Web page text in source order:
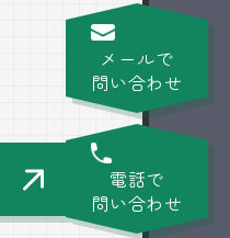
メールで
問い合わせ
電話で
問い合わせ